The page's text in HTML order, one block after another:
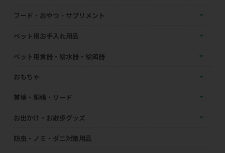
フード・おやつ・サプリメント
ペット用お手入れ用品
ペット用食器・給水器・給餌器
おもちゃ
首輪・胴輪・リード
お出かけ・お散歩グッズ
防虫・ノミ・ダニ対策用品